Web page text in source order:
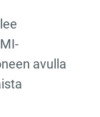
avulla